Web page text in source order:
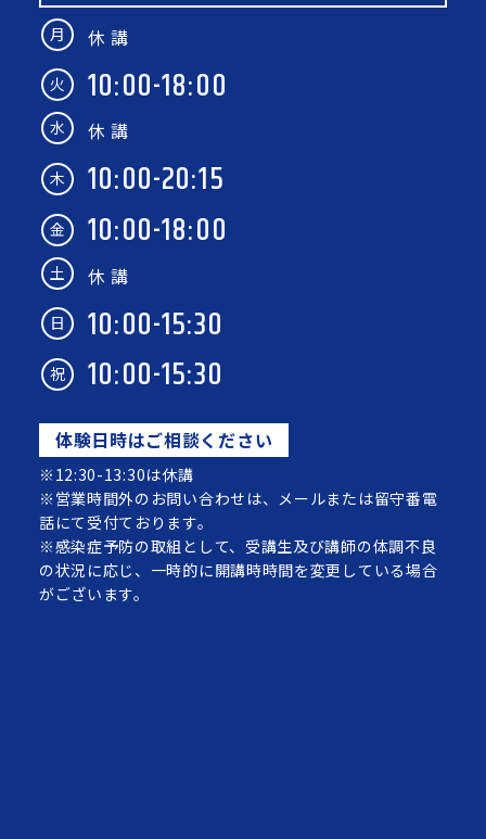
月 休 講
火 10:00-18:00
水 休 講
木 10:00-20:15
金 10:00-18:00
土 休 講
日 10:00-15:30
祝 10:00-15:30
体験日時はご相談ください
※12:30-13:30は休講
※営業時間外のお問い合わせは、メールまたは留守番電
話にて受付ております。
※感染症予防の取組として、受講生及び講師の体調不良
の状況に応じ、一時的に開講時時間を変更している場合
がございます。